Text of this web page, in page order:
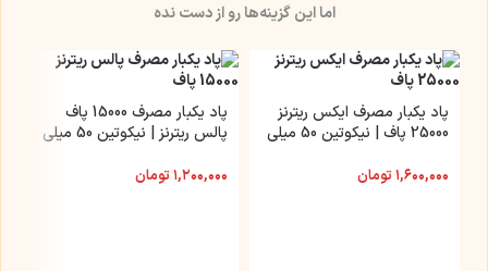
اما این گزینه‌ها رو از دست نده
پاد یکبار مصرف ایکس ریترنز
25000 پاف | نیکوتین 50 میلی
۱,۶۰۰,۰۰۰ تومان
پاد یکبار مصرف 15000 پاف
پالس ریترنز | نیکوتین 50 میلی
۱,۲۰۰,۰۰۰ تومان